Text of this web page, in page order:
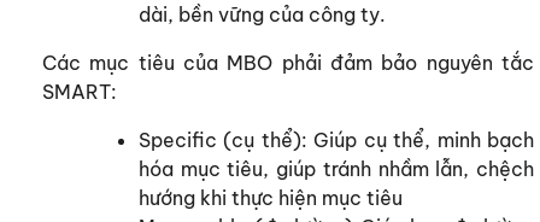
dài, bền vững của công ty.
Các mục tiêu của MBO phải đảm bảo nguyên tắc
SMART:
Specific (cụ thể): Giúp cụ thể, minh bạch
hóa mục tiêu, giúp tránh nhầm lẫn, chệch
hướng khi thực hiện mục tiêu